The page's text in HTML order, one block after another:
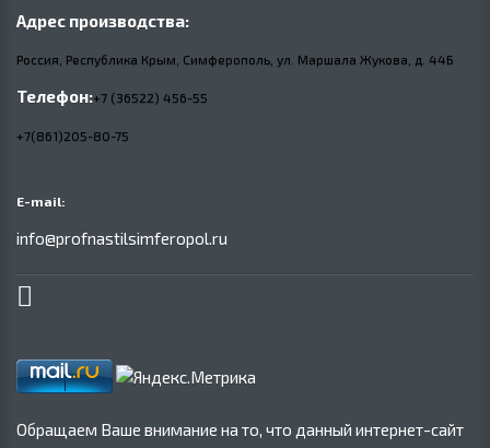
Адрес производства:
Россия, Республика Крым, Симферополь, ул. Маршала Жукова, д. 44Б
Телефон:+7 (36522) 456-55
+7(861)205-80-75
E-mail:
info@profnastilsimferopol.ru
Обращаем Ваше внимание на то, что данный интернет-сайт